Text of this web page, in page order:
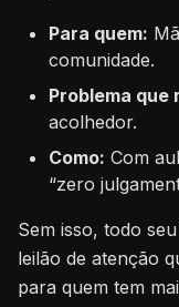
Para quem:
comunidade.
Problema que
acolhedor.
Como: Com
“zero
Sem isso, todo
leilão de atenção
para quem tem